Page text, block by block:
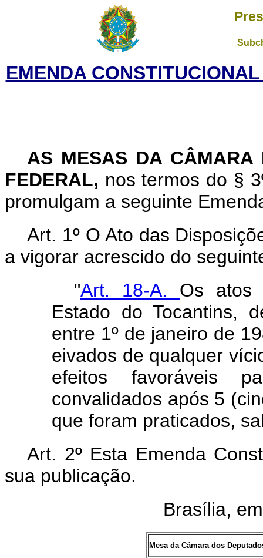
EMENDA
AS MESAS DA CÂMARA
FEDERAL, nos termos do §
promulgam a seguinte
Art. 1º O Ato das
a vigorar acrescido do
"Art. 18-A. Os atos
Estado do Tocantins,
entre 1º de janeiro de
eivados de qualquer
efeitos favoráveis
convalidados após 5
que foram praticados,
Art. 2º Esta Emenda
sua publicação.
Brasília,
Mesa da Câmara dos